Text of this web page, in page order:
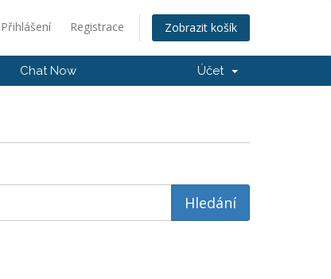
Přihlášení Registrace Zobrazit košík
Chat Now Účet